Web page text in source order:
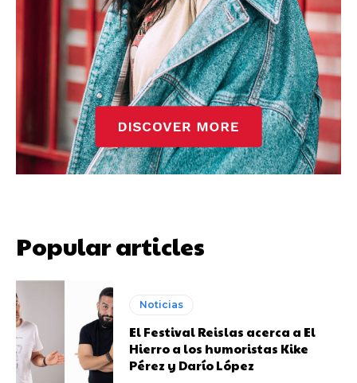
Popular articles
Noticias
El Festival Reislas acerca a El
Hierro a los humoristas Kike
Pérez y Darío López